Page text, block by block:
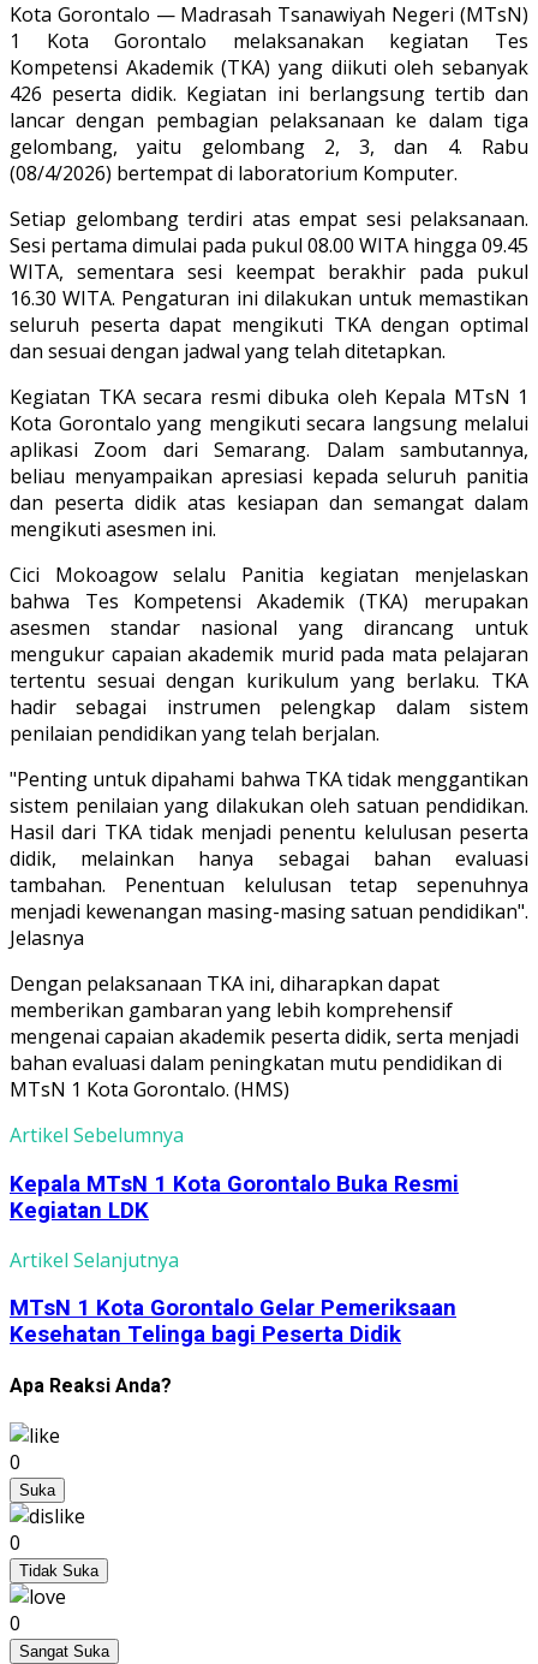
Kota Gorontalo — Madrasah Tsanawiyah Negeri (MTsN)
1 Kota Gorontalo melaksanakan kegiatan Tes
Kompetensi Akademik (TKA) yang diikuti oleh sebanyak
426 peserta didik. Kegiatan ini berlangsung tertib dan
lancar dengan pembagian pelaksanaan ke dalam tiga
gelombang, yaitu gelombang 2, 3, dan 4. Rabu
(08/4/2026) bertempat di laboratorium Komputer.
Setiap gelombang terdiri atas empat sesi pelaksanaan.
Sesi pertama dimulai pada pukul 08.00 WITA hingga 09.45
WITA, sementara sesi keempat berakhir pada pukul
16.30 WITA. Pengaturan ini dilakukan untuk memastikan
seluruh peserta dapat mengikuti TKA dengan optimal
dan sesuai dengan jadwal yang telah ditetapkan.
Kegiatan TKA secara resmi dibuka oleh Kepala MTsN 1
Kota Gorontalo yang mengikuti secara langsung melalui
aplikasi Zoom dari Semarang. Dalam sambutannya,
beliau menyampaikan apresiasi kepada seluruh panitia
dan peserta didik atas kesiapan dan semangat dalam
mengikuti asesmen ini.
Cici Mokoagow selalu Panitia kegiatan menjelaskan
bahwa Tes Kompetensi Akademik (TKA) merupakan
asesmen standar nasional yang dirancang untuk
mengukur capaian akademik murid pada mata pelajaran
tertentu sesuai dengan kurikulum yang berlaku. TKA
hadir sebagai instrumen pelengkap dalam sistem
penilaian pendidikan yang telah berjalan.
"Penting untuk dipahami bahwa TKA tidak menggantikan
sistem penilaian yang dilakukan oleh satuan pendidikan.
Hasil dari TKA tidak menjadi penentu kelulusan peserta
didik, melainkan hanya sebagai bahan evaluasi
tambahan. Penentuan kelulusan tetap sepenuhnya
menjadi kewenangan masing-masing satuan pendidikan".
Jelasnya
Dengan pelaksanaan TKA ini, diharapkan dapat
memberikan gambaran yang lebih komprehensif
mengenai capaian akademik peserta didik, serta menjadi
bahan evaluasi dalam peningkatan mutu pendidikan di
MTsN 1 Kota Gorontalo. (HMS)
Artikel Sebelumnya
Kepala MTsN 1 Kota Gorontalo Buka Resmi
Kegiatan LDK
Artikel Selanjutnya
MTsN 1 Kota Gorontalo Gelar Pemeriksaan
Kesehatan Telinga bagi Peserta Didik
Apa Reaksi Anda?
0
Suka
0
Tidak Suka
0
Sangat Suka